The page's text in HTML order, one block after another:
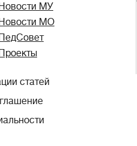
Новости МУ
Новости МО
ПедСовет
Проекты
статей